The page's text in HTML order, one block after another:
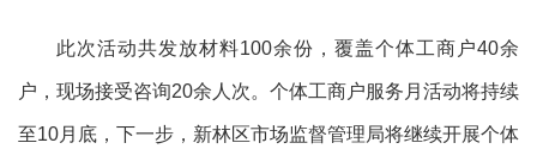
此次活动共发放材料100余份，覆盖个体工商户40余
户，现场接受咨询20余人次。个体工商户服务月活动将持续
至10月底，下一步，新林区市场监督管理局将继续开展个体